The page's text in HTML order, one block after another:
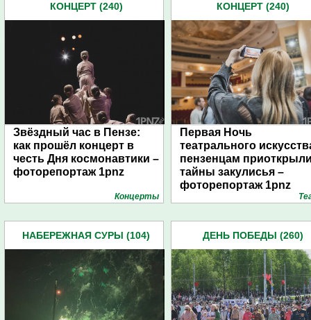
КОНЦЕРТ (240)
Звёздный час в Пензе:
как прошёл концерт в
честь Дня космонавтики –
фоторепортаж 1pnz
Концерты
КОНЦЕРТ (240)
Первая Ночь
театрального
пензенцам
тайны закулисья –
фоторепортаж 1pnz
НАБЕРЕЖНАЯ СУРЫ (104) ДЕНЬ ПОБЕДЫ (260)